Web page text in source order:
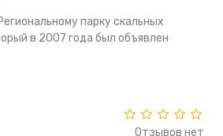
парку скальных
в 2007 года был объявлен
Отзывов нет